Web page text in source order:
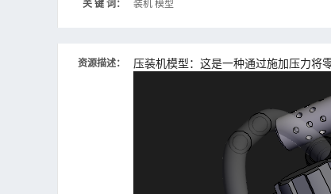
关 键 词： 装机 模型
资源描述： 压装机模型：这是一种通过施加压力将